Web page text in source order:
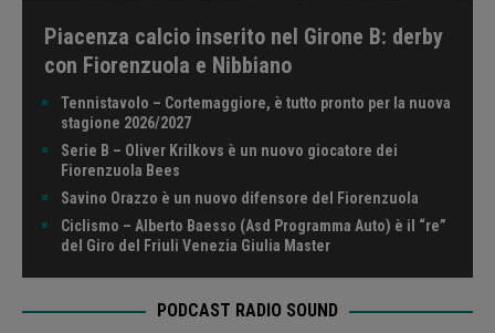
Piacenza calcio inserito nel Girone B: derby
con Fiorenzuola e Nibbiano
Tennistavolo – Cortemaggiore, è tutto pronto per la nuova
stagione 2026/2027
Serie B – Oliver Krilkovs è un nuovo giocatore dei
Fiorenzuola Bees
Savino Orazzo è un nuovo difensore del Fiorenzuola
Ciclismo – Alberto Baesso (Asd Programma Auto) è il “re”
del Giro del Friuli Venezia Giulia Master
PODCAST RADIO SOUND